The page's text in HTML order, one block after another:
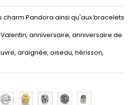
charm Pandora ainsi qu'aux bracelets
anniversaire, anniversaire de
araignée, oiseau, hérisson,
5 6 7 8 9